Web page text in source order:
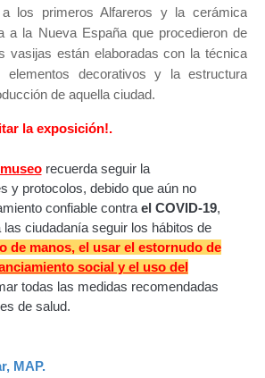
los primeros Alfareros y la cerámica
a la Nueva España que procedieron de
vasijas están elaboradas con la técnica
decorativos y la estructura
de aquella ciudad.
la exposición!.
recuerda seguir la
y protocolos, debido que aún no
confiable contra el COVID-19,
ciudadanía seguir los hábitos de
de manos, el usar el estornudo de
social y el uso del
todas las medidas recomendadas
de salud.
MAP.